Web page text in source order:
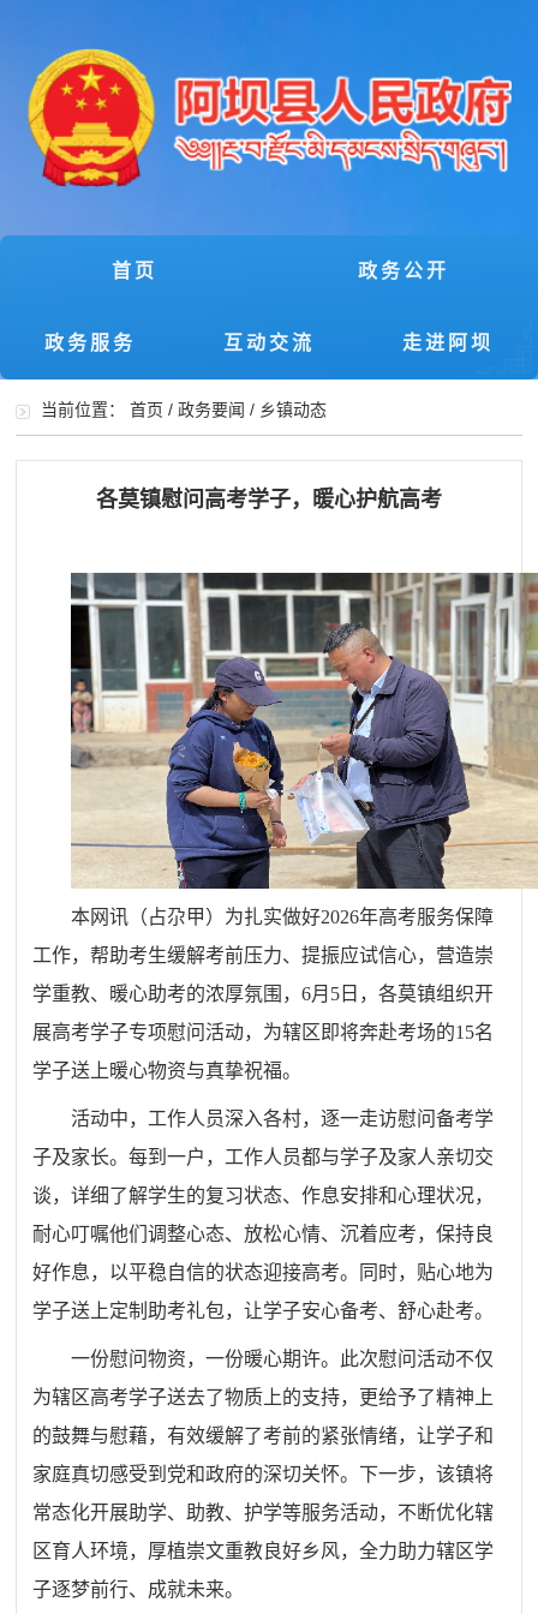
首页 政务公开
政务服务 互动交流 走进阿坝
当前位置：首页 /政务要闻 / 乡镇动态
各莫镇慰问高考学子，暖心护航高考
本网讯（占尕甲） 为扎实做好2026年高考服务保障
工作，帮助考生缓解考前压力、提振应试信心，营造崇
学重教、暖心助考的浓厚氛围，6月5日，各莫镇组织开
展高考学子专项慰问活动，为辖区即将奔赴考场的15名
学子送上暖心物资与真挚祝福。
活动中，工作人员深入各村，逐一走访慰问备考学
子及家长。每到一户，工作人员都与学子及家人亲切交
谈，详细了解学生的复习状态、作息安排和心理状况，
耐心叮嘱他们调整心态、放松心情、沉着应考，保持良
好作息，以平稳自信的状态迎接高考。同时，贴心地为
学子送上定制助考礼包，让学子安心备考、舒心赴考。
一份慰问物资，一份暖心期许。此次慰问活动不仅
为辖区高考学子送去了物质上的支持，更给予了精神上
的鼓舞与慰藉，有效缓解了考前的紧张情绪，让学子和
家庭真切感受到党和政府的深切关怀。下一步，该镇将
常态化开展助学、助教、护学等服务活动，不断优化辖
区育人环境，厚植崇文重教良好乡风，全力助力辖区学
子逐梦前行、成就未来。